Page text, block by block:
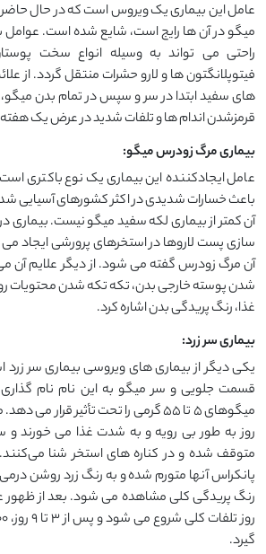
عامل این بیماری یک ویروس است که در حال حاضر
میگو در آن ها رایج است، شایع شده است. عوامل
راحتی می تواند به وسیله انواع سخت
فیتوپلانگتون ها و لارو حشرات منتقل گردد. از
های سفید ابتدا در سر و سپس در تمام بدن
قرمزشدن اندام ها و تلفات شدید در عرض یک
بیماری مرگ زودرس میگو:
عامل ایجادکننده این بیماری یک نوع باکتری
باعث خسارات شدیدی در اکثر کشورهای آسیایی
سازی پست لاروها در استخرهای پرورشی ایجاد
آن مرگ زودرس گفته می شود. از دیگر علایم آن
شدن پوسته خارجی بدن، تکه تکه شدن محتویات
غذا، رنگ پریدگی بدن اشاره کرد.
بیماری سر زرد:
یکی دیگر از بیماری های ویروسی بیماری سر
قسمت جلویی و سر میگو به این نام نام
روز به طور بی رویه و به شدت غذا می خورند و
متوقف شده و در کناره های استخر شنا
پانکراس آنها متورم شده و به رنگ زرد روشن درمی
رنگ پریدگی کلی مشاهده می شود. بعد از ظهور
گیرد.